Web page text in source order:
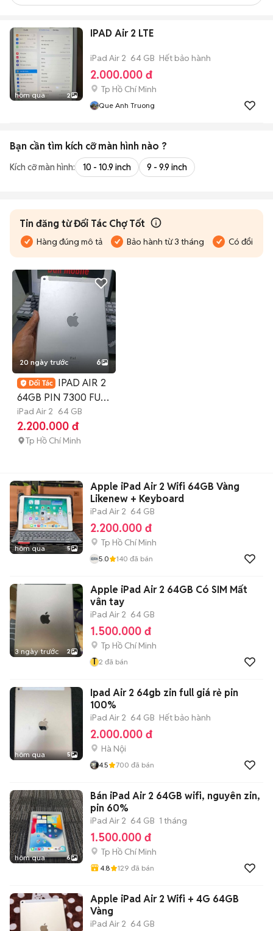
hôm qua 2
IPAD Air 2 LTE
iPad Air 2 64 GB Hết bảo hành
2.000.000 đ
Tp Hồ Chí Minh
Que Anh Truong
Bạn cần tìm kích cỡ màn hình nào ?
Kích cỡ màn hình: 10 - 10.9 inch 9 - 9.9 inch
Tin đăng từ Đối Tác Chợ Tốt
Hàng đúng mô tả Bảo hành từ 3 tháng Có đổi trả
20 ngày trước 6
IPAD AIR 2
64GB PIN 7300 FULL
CN MÁY ZIN KHÁ
ĐẸP
iPad Air 2 64 GB
2.200.000 đ
Tp Hồ Chí Minh
hôm qua 5
Apple iPad Air 2 Wifi 64GB Vàng
Likenew + Keyboard
iPad Air 2 64 GB
2.200.000 đ
Tp Hồ Chí Minh
5.0 140 đã bán
3 ngày trước 2
Apple iPad Air 2 64GB Có SIM Mất
vân tay
iPad Air 2 64 GB
1.500.000 đ
Tp Hồ Chí Minh
T 2 đã bán
hôm qua 5
Ipad Air 2 64gb zin full giá rẻ pin
100%
iPad Air 2 64 GB Hết bảo hành
2.000.000 đ
Hà Nội
4.5 700 đã bán
hôm qua 6
Bán iPad Air 2 64GB wifi, nguyên zin,
pin 60%
iPad Air 2 64 GB 1 tháng
1.500.000 đ
Tp Hồ Chí Minh
4.8 129 đã bán
Apple iPad Air 2 Wifi + 4G 64GB
Vàng
iPad Air 2 64 GB